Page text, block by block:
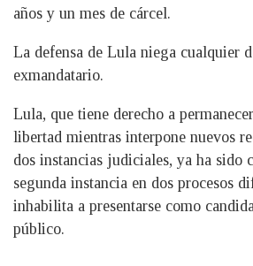
años y un mes de cárcel.
La defensa de Lula niega cualquier
exmandatario.
Lula, que tiene derecho a
libertad mientras interpone nuevos
dos instancias judiciales, ya ha sido
segunda instancia en dos procesos
inhabilita a presentarse como
público.